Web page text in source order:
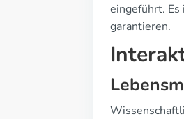
eingeführt.
garantieren.